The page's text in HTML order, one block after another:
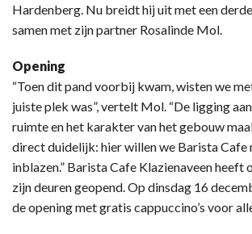
Hardenberg. Nu breidt hij uit met een
samen met zijn partner Rosalinde Mol.
Opening
“Toen dit pand voorbij kwam, wisten we
juiste plek was”, vertelt Mol. “De ligging
ruimte en het karakter van het gebouw
direct duidelijk: hier willen we Barista Cafe
inblazen.” Barista Cafe Klazienaveen heeft
zijn deuren geopend. Op dinsdag 16
de opening met gratis cappuccino’s voor